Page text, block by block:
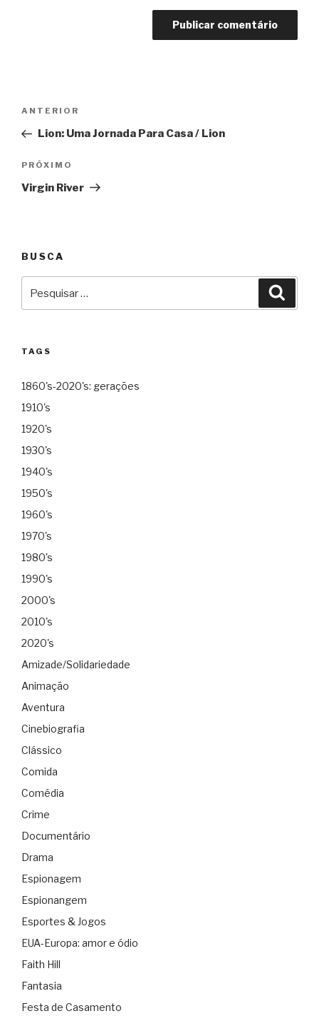
Post
Anterior
ANTERIOR
Lion: Uma Jornada Para Casa / Lion
Próximo
PRÓXIMO
Virgin River
BUSCA
por:
TAGS
1860's-2020's: gerações
1910's
1920's
1930's
1940's
1950's
1960's
1970's
1980's
1990's
2000's
2010's
2020's
Amizade/Solidariedade
Animação
Aventura
Cinebiografia
Clássico
Comida
Comédia
Crime
Documentário
Drama
Espionagem
Espionangem
Esportes & Jogos
EUA-Europa: amor e ódio
Faith Hill
Fantasia
Festa de Casamento